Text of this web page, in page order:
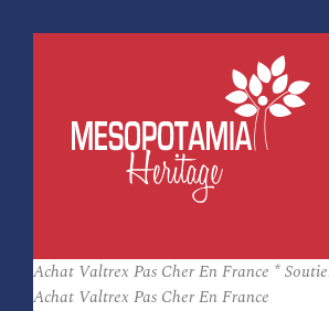
Achat Valtrex Pas Cher En France *
Achat Valtrex Pas Cher En France